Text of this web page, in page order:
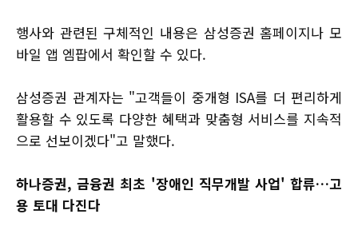
행사와 관련된 구체적인 내용은 삼성증권 홈페이지나 모
바일 앱 엠팝에서 확인할 수 있다.
삼성증권 관계자는 "고객들이 중개형 ISA를 더 편리하게
활용할 수 있도록 다양한 혜택과 맞춤형 서비스를 지속적
으로 선보이겠다"고 말했다.
하나증권, 금융권 최초 '장애인 직무개발 사업' 합류…고
용 토대 다진다